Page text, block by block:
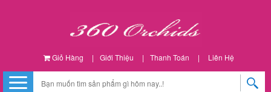
Giỏ Hàng | Giới Thiệu | Thanh Toán | Liên Hệ